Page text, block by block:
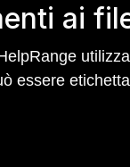
ai
essere